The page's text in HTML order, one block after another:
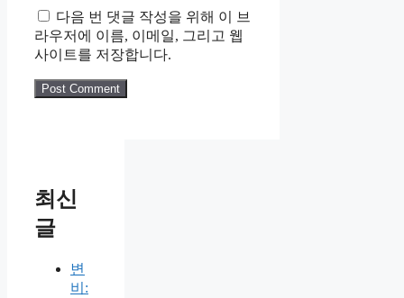
다음 번 댓글 작성을 위해 이 브
라우저에 이름, 이메일, 그리고 웹
사이트를 저장합니다.
최신
글
변
비: